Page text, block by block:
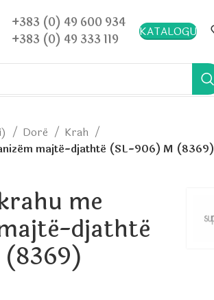
+383 (0) 49 600 934
+383 (0) 49 333 119
KATALOGU
Dorë
Krah
majtë-djathtë (SL-906) M (8369)
me
djathtë